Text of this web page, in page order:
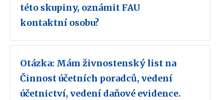
této skupiny, oznámit FAU
kontaktní osobu?
Otázka: Mám živnostenský list na
Činnost účetních poradců, vedení
účetnictví, vedení daňové evidence.